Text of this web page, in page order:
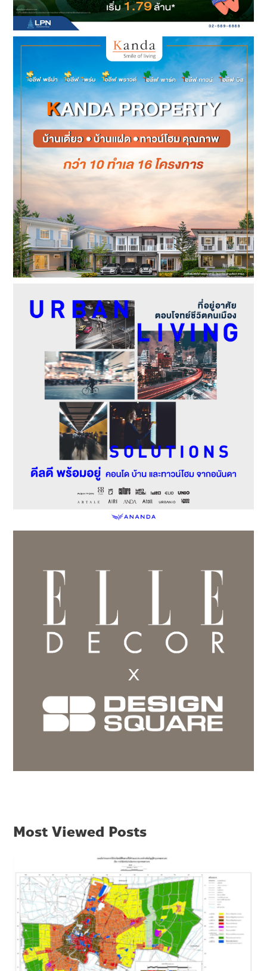
Most Viewed Posts